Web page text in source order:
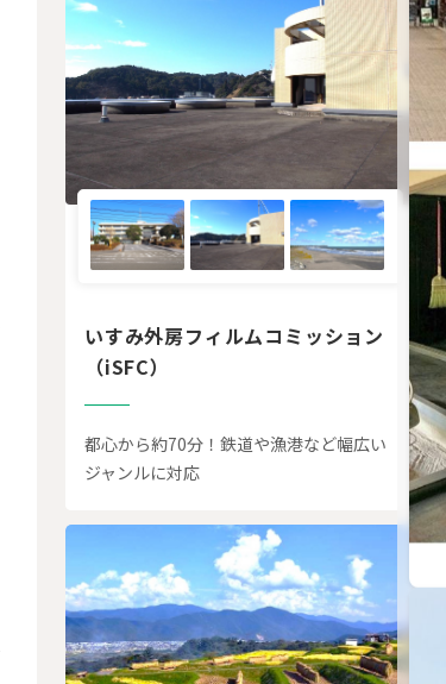
いすみ外房フィルムコミッション
（iSFC）
都心から約70分！鉄道や漁港など幅広い
ジャンルに対応